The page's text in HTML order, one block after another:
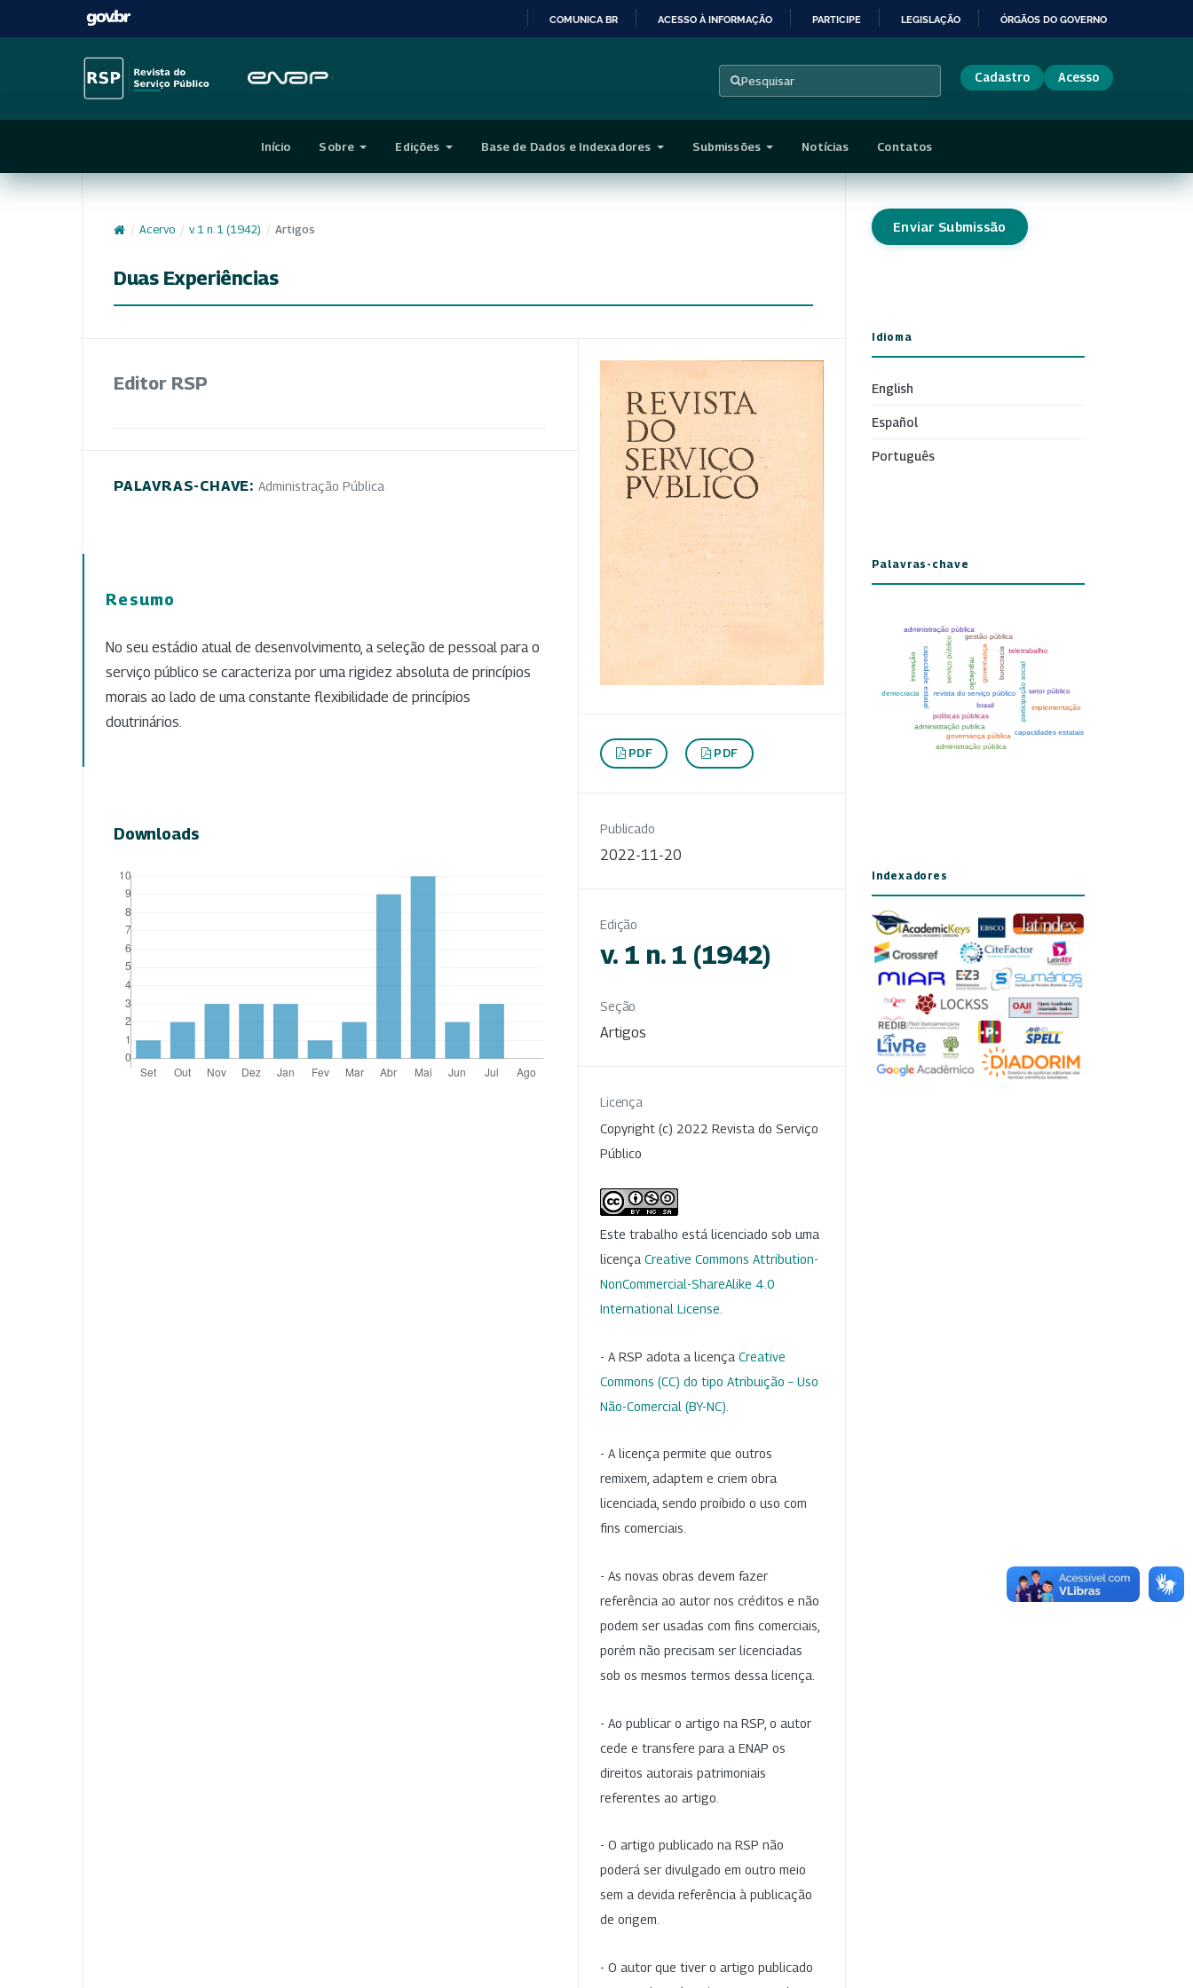
CONTEÚDO
COMUNICA BR ACESSO À INFORMAÇÃO PARTICIPE LEGISLAÇÃO ÓRGÃOS DO GOVERNO
Pesquisar Cadastro Acesso
Início Sobre Edições Base de Dados e Indexadores Submissões Notícias Contatos
/ Acervo / v. 1 n. 1 (1942) / Artigos
Duas Experiências
Editor RSP
PALAVRAS-CHAVE: Administração Pública
Resumo
No seu estádio atual de desenvolvimento, a seleção de pessoal para o
serviço público se caracteriza por uma rigidez absoluta de princípios
morais ao lado de uma constante flexibilidade de princípios
doutrinários.
Downloads
PDF PDF
Publicado
2022-11-20
Edição
v. 1 n. 1 (1942)
Seção
Artigos
Licença
Copyright (c) 2022 Revista do Serviço
Público
Este trabalho está licenciado sob uma
licença Creative Commons Attribution-
NonCommercial-ShareAlike 4.0
International License
- A RSP adota a licença Creative
Commons (CC) do tipo Atribuição – Uso
Não-Comercial (BY-NC)
- A licença permite que outros
remixem, adaptem e criem obra
licenciada, sendo proibido o uso com
fins comerciais.
- As novas obras devem fazer
referência ao autor nos créditos e não
podem ser usadas com fins comerciais,
porém não precisam ser licenciadas
sob os mesmos termos dessa licença.
- Ao publicar o artigo na RSP, o autor
cede e transfere para a ENAP os
direitos autorais patrimoniais
referentes ao artigo.
- O artigo publicado na RSP não
poderá ser divulgado em outro meio
sem a devida referência à publicação
de origem.
- O autor que tiver o artigo publicado
Enviar Submissão
Idioma
English
Español
Português
Palavras-chave
Indexadores